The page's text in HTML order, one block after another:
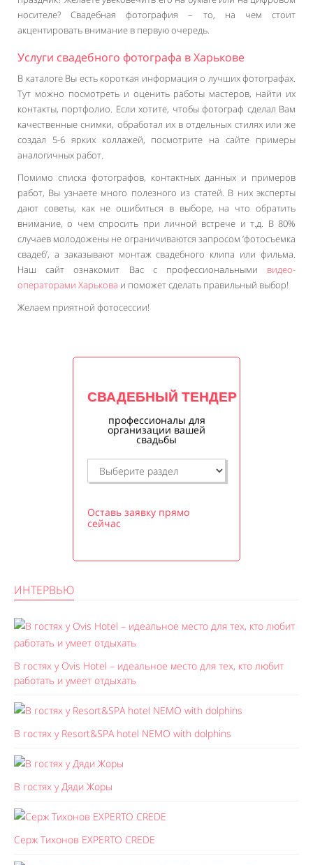
носителе? Свадебная фотография – то, на чем стоит
акцентировать внимание в первую очередь.
Услуги свадебного фотографа в Харькове
В каталоге Вы есть короткая информация о лучших фотографах.
Тут можно посмотреть и оценить работы мастеров, найти их
контакты, портфолио. Если хотите, чтобы фотограф сделал Вам
качественные снимки, обработал их в отдельных стилях или же
создал 5-6 ярких коллажей, посмотрите на сайте примеры
аналогичных работ.
Помимо списка фотографов, контактных данных и примеров
работ, Вы узнаете много полезного из статей. В них эксперты
дают советы, как не ошибиться в выборе, на что обратить
внимание, о чем спросить при личной встрече и т.д. В 80%
случаев молодожены не ограничиваются запросом ‘фотосъемка
свадеб’, а заказывают монтаж свадебного клипа или фильма.
Наш сайт ознакомит Вас с профессиональными видео-
операторами Харькова и поможет сделать правильный выбор!
Желаем приятной фотосессии!
СВАДЕБНЫЙ ТЕНДЕР
профессионалы для
организации вашей
свадьбы
Оставь заявку прямо
сейчас
ИНТЕРВЬЮ
В гостях у Ovis Hotel – идеальное место для тех, кто любит
работать и умеет отдыхать
В гостях у Resort&SPA hotel NEMO with dolphins
В гостях у Дяди Жоры
Серж Тихонов EXPERTO CREDE